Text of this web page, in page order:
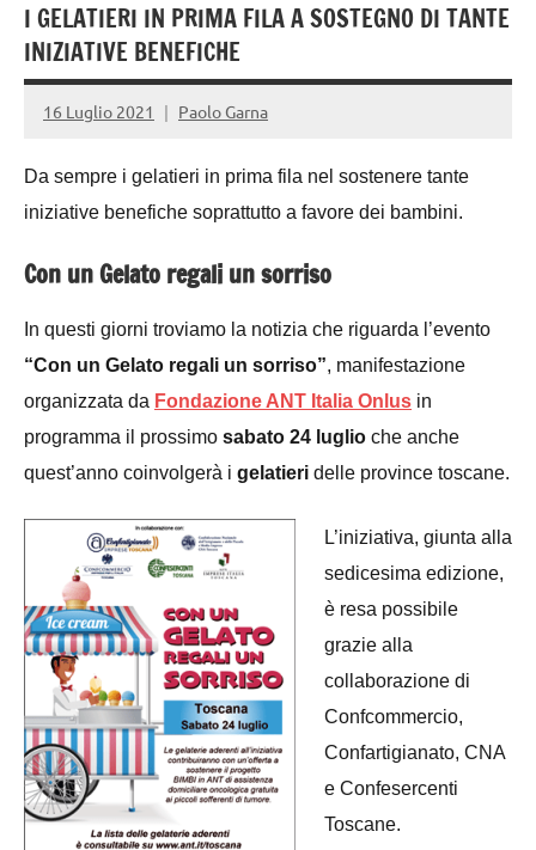
I GELATIERI IN PRIMA FILA A SOSTEGNO DI TANTE
INIZIATIVE BENEFICHE
16 Luglio 2021 Paolo Garna
Da sempre i gelatieri in prima fila nel sostenere tante
iniziative benefiche soprattutto a favore dei bambini.
Con un Gelato regali un sorriso
In questi giorni troviamo la notizia che riguarda l’evento
“Con un Gelato regali un sorriso”, manifestazione
organizzata da Fondazione ANT Italia Onlus in
programma il prossimo sabato 24 luglio che anche
quest’anno coinvolgerà i gelatieri delle province toscane.
L’iniziativa, giunta alla
sedicesima edizione,
è resa possibile
grazie alla
collaborazione di
Confcommercio,
Confartigianato, CNA
e Confesercenti
Toscane.